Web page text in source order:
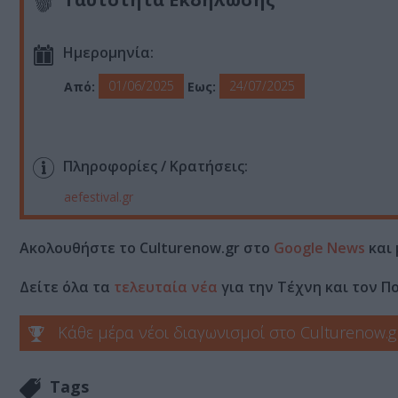
Ημερομηνία:
Από: 01/06/2025 Εως: 24/07/2025
Πληροφορίες / Κρατήσεις:
aefestival.gr
Ακολουθήστε το Culturenow.gr στο Google News και
Δείτε όλα τα τελευταία νέα για την Τέχνη και τον
Κάθε μέρα νέοι διαγωνισμοί στο
Tags